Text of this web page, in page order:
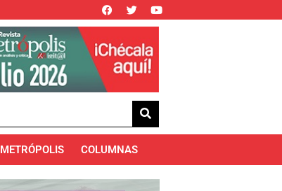
METRÓPOLIS COLUMNAS